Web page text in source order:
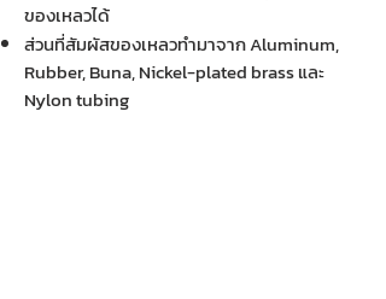
ของเหลวได้
ส่วนที่สัมผัสของเหลวทำมาจาก Aluminum,
Rubber, Buna, Nickel-plated brass และ
Nylon tubing